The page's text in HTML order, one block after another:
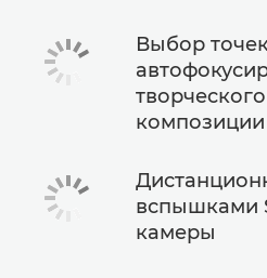
Выбор
композиции
вспышками
камеры